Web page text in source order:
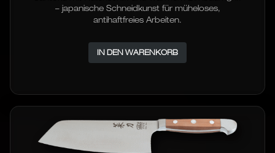
– japanische Schneidkunst für müheloses,
antihaftfreies Arbeiten.
IN DEN WARENKORB